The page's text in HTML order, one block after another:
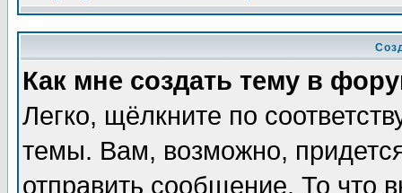
Как мне создать тему в
Легко, щёлкните по
темы. Вам, возможно,
отправить сообщение. То что